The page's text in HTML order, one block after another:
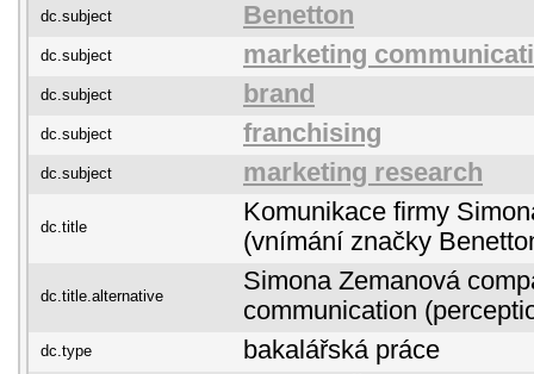
dc.subject Benetton
dc.subject marketing
dc.subject brand
dc.subject franchising
dc.subject marketing research
dc.title
Komunikace firmy
(vnímání značky
dc.title.alternative
Simona Zemanová
communication
dc.type bakalářská práce